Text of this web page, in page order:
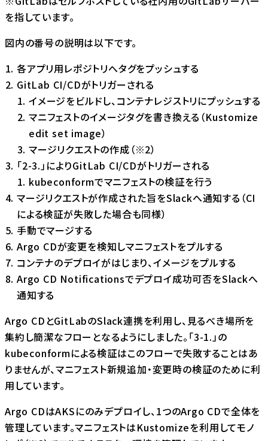
を指しています。
図内の番号の説明は以下です。
各アプリ用レポジトリへタグをプッシュする
GitLab CI/CDがトリガーされる
イメージをビルドし、コンテナレジストリにプッシュする
マニフェストのイメージタグを書き換える（Kustomize
edit set image）
マージリクエストの作成（※2）
「2-3.」によりGitLab CI/CDがトリガーされる
kubeconformでマニフェストの検証を行う
マージリクエストが作成された旨をSlackへ通知する（CI
による検証が失敗した場合も同様）
手動でマージする
Argo CDが変更を検知しマニフェストをプルする
コンテナのデプロイがはじまり、イメージをプルする
Argo CD Notificationsでデプロイ成功可否をSlackへ
通知する
Argo CDとGitLabのSlack連携を利用し、見るべき場所を
集約し簡潔なフローとなるようにしました。「3-1.」の
kubeconformによる検証はこのフローで失敗することはあ
りませんが、マニフェスト新規追加・変更時の検証のために利
用しています。
Argo CDはAKSにのみデプロイし、1つのArgo CDで全体を
管理しています。マニフェストはKustomizeを利用してモノ